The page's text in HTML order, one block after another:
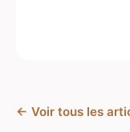
← Voir tous les